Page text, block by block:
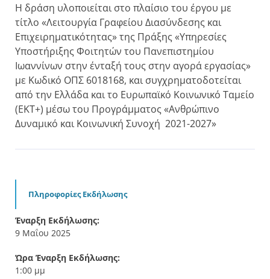
Η δράση υλοποιείται στο πλαίσιο του έργου με
τίτλο «Λειτουργία Γραφείου Διασύνδεσης και
Επιχειρηματικότητας» της Πράξης «Υπηρεσίες
Υποστήριξης Φοιτητών του Πανεπιστημίου
Ιωαννίνων στην ένταξή τους στην αγορά εργασίας»
με Κωδικό ΟΠΣ 6018168, και συγχρηματοδοτείται
από την Ελλάδα και το Ευρωπαϊκό Κοινωνικό Ταμείο
(ΕΚΤ+) μέσω του Προγράμματος «Ανθρώπινο
Δυναμικό και Κοινωνική Συνοχή 2021-2027»
Πληροφορίες Εκδήλωσης
Έναρξη Εκδήλωσης:
9 Μαΐου 2025
Ώρα Έναρξη Εκδήλωσης:
1:00 μμ